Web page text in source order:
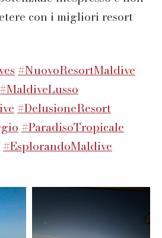
con i migliori resort
#NuovoResortMaldive
#MaldiveLusso
#DelusioneResort
#ParadisoTropicale
#EsplorandoMaldive